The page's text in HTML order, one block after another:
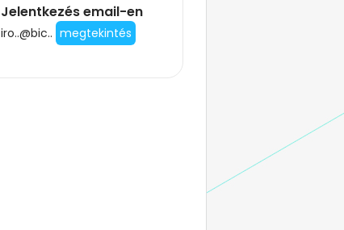
Jelentkezés email-en
iro..@bic.. megtekintés